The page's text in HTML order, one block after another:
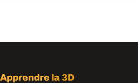
Apprendre la 3D